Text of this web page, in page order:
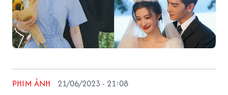
PHIM ẢNH 21/06/2023 - 21:08